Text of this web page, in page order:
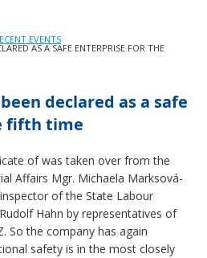
EVENTS
AS A SAFE ENTERPRISE FOR THE
been declared as a safe
fifth time
of was taken over from the
Affairs Mgr. Michaela Marksová-
of the State Labour
Hahn by representatives of
So the company has again
safety is in the most closely